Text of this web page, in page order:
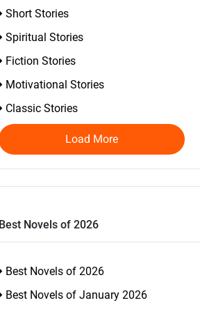
Short Stories
Spiritual Stories
Fiction Stories
Motivational Stories
Classic Stories
Load More
Best Novels of 2026
Best Novels of 2026
Best Novels of January 2026